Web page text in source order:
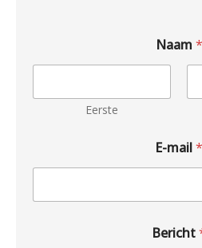
Naam *
Eerste
E-mail*
Bericht